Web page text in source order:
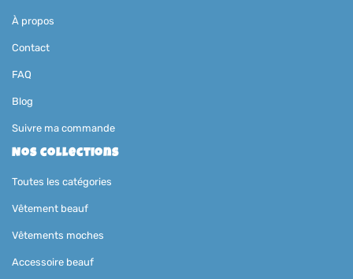
À propos
Contact
FAQ
Blog
Suivre ma commande
Nos collections
Toutes les catégories
Vêtement beauf
Vêtements moches
Accessoire beauf